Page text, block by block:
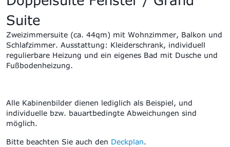
Suite
Zweizimmersuite (ca. 44qm) mit Wohnzimmer, Balkon und
Schlafzimmer. Ausstattung: Kleiderschrank, individuell
regulierbare Heizung und ein eigenes Bad mit Dusche und
Fußbodenheizung.
Alle Kabinenbilder dienen lediglich als Beispiel, und
individuelle bzw. bauartbedingte Abweichungen sind
möglich.
Bitte beachten Sie auch den Deckplan.